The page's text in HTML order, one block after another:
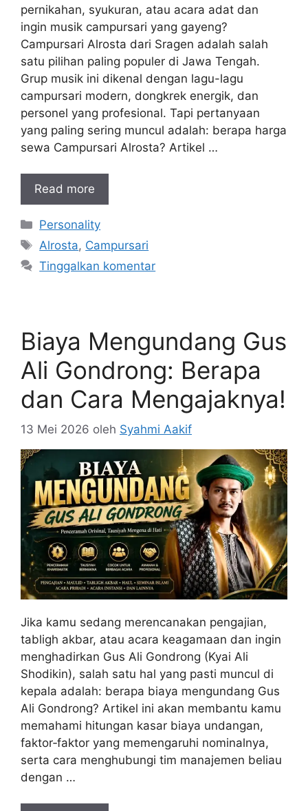
pernikahan, syukuran, atau acara adat dan
ingin musik campursari yang gayeng?
Campursari Alrosta dari Sragen adalah salah
satu pilihan paling populer di Jawa Tengah.
Grup musik ini dikenal dengan lagu-lagu
campursari modern, dongkrek energik, dan
personel yang profesional. Tapi pertanyaan
yang paling sering muncul adalah: berapa harga
sewa Campursari Alrosta? Artikel …
Read more
Kategori
Personality
Tag
Alrosta, Campursari
Tinggalkan komentar
Biaya Mengundang Gus
Ali Gondrong: Berapa
dan Cara Mengajaknya!
13 Mei 2026 oleh Syahmi Aakif
Jika kamu sedang merencanakan pengajian,
tabligh akbar, atau acara keagamaan dan ingin
menghadirkan Gus Ali Gondrong (Kyai Ali
Shodikin), salah satu hal yang pasti muncul di
kepala adalah: berapa biaya mengundang Gus
Ali Gondrong? Artikel ini akan membantu kamu
memahami hitungan kasar biaya undangan,
faktor‑faktor yang memengaruhi nominalnya,
serta cara menghubungi tim manajemen beliau
dengan …